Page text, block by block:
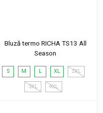
Bluză termo RICHA TS13 All
Season
S M L XL 2XL
3XL 4XL